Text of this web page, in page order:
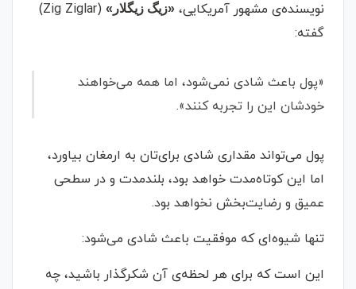
نویسنده‌ی مشهور آمریکایی، «زیگ زیگلار»
(Zig Ziglar)
گفته:
«پول باعث شادی نمی‌شود، اما همه می‌خواهند
خودشان این را تجربه کنند».
پول می‌تواند مقداری شادی برای‌تان به ارمغان بیاورد،
اما این کوتاه‌مدت خواهد بود، بلندمدت و در سطحی
عمیق و رضایت‌بخش نخواهد بود.
تنها شیوه‌ای که موفقیت باعث شادی می‌شود:
این است که برای هر لحظه‌ی آن شکرگذار باشید، چه